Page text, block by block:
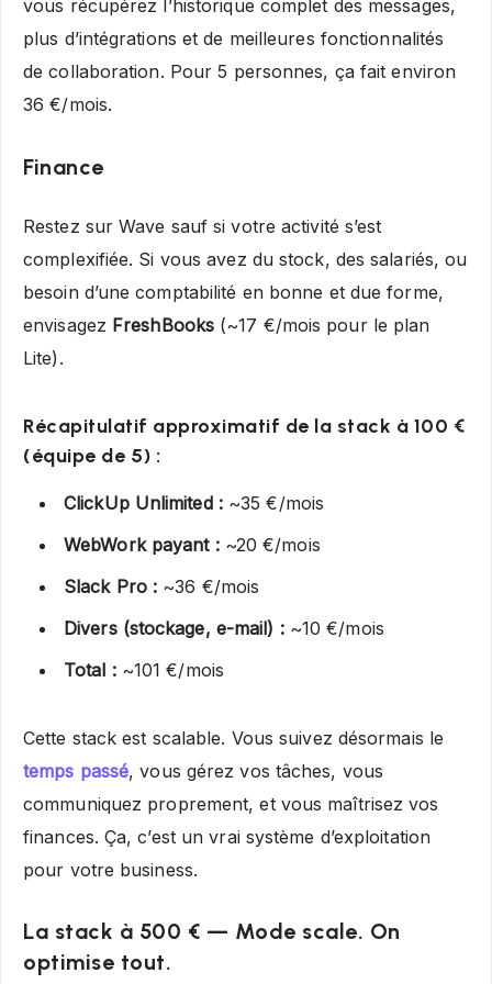
vous récupérez l’historique complet des messages,
plus d’intégrations et de meilleures fonctionnalités
de collaboration. Pour 5 personnes, ça fait environ
36 €/mois.
Finance
Restez sur Wave sauf si votre activité s’est
complexifiée. Si vous avez du stock, des salariés, ou
besoin d’une comptabilité en bonne et due forme,
envisagez FreshBooks (~17 €/mois pour le plan
Lite).
Récapitulatif approximatif de la stack à 100 €
(équipe de 5) :
ClickUp Unlimited : ~35 €/mois
WebWork payant : ~20 €/mois
Slack Pro : ~36 €/mois
Divers (stockage, e-mail) :~10 €/mois
Total : ~101 €/mois
Cette stack est scalable. Vous suivez désormais le
temps passé, vous gérez vos tâches, vous
communiquez proprement, et vous maîtrisez vos
finances. Ça, c’est un vrai système d’exploitation
pour votre business.
La stack à 500 € — Mode scale. On
optimise tout.